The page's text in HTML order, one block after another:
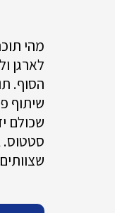
מהי
לארגן
הסוף.
שיתוף
שכולם
סטטוס.